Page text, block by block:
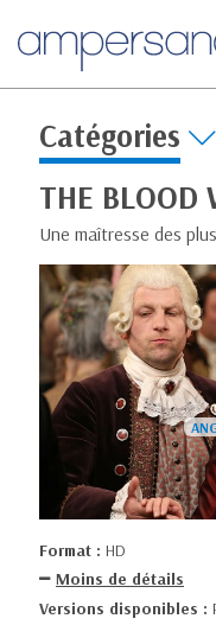
Catégories
THE BLOOD
Une maîtresse des
Format : HD
Moins de détails
Versions disponibles :